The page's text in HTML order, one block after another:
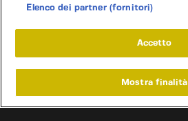
Elenco dei partner (fornitori)
Accetto
Mostra finalità